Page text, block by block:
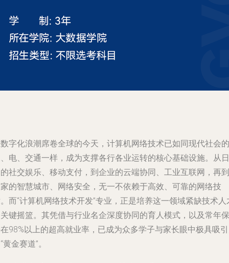
字化浪潮席卷全球的今天，计算机网络技术已如同现代社会的
电、交通一样，成为支撑各行各业运转的核心基础设施。从日
社交娱乐、移动支付，到企业的云端协同、工业互联网，再到
的智慧城市、网络安全，无一不依赖于高效、可靠的网络技
而“计算机网络技术开发”专业，正是培养这一领域紧缺技术人
键摇篮。其凭借与行业名企深度协同的育人模式，以及常年保
98%以上的超高就业率，已成为众多学子与家长眼中极具吸
黄金赛道”。